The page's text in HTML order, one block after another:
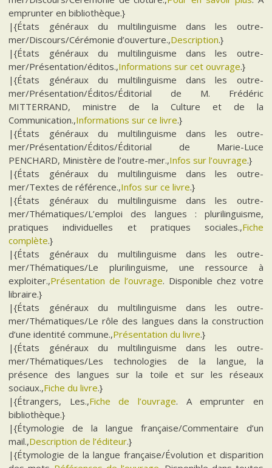
emprunter en bibliothèque.}
|{États généraux du multilinguisme dans les outre-
mer/Discours/Cérémonie d’ouverture.,Description.}
|{États généraux du multilinguisme dans les outre-
mer/Présentation/éditos.,Informations sur cet ouvrage.}
|{États généraux du multilinguisme dans les outre-
mer/Présentation/Éditos/Éditorial de M. Frédéric
MITTERRAND, ministre de la Culture et de la
Communication.,Informations sur ce livre.}
|{États généraux du multilinguisme dans les outre-
mer/Présentation/Éditos/Éditorial de Marie-Luce
PENCHARD, Ministère de l’outre-mer.,Infos sur l’ouvrage.}
|{États généraux du multilinguisme dans les outre-
mer/Textes de référence.,Infos sur ce livre.}
|{États généraux du multilinguisme dans les outre-
mer/Thématiques/L’emploi des langues : plurilinguisme,
pratiques individuelles et pratiques sociales.,Fiche
complète.}
|{États généraux du multilinguisme dans les outre-
mer/Thématiques/Le plurilinguisme, une ressource à
exploiter.,Présentation de l’ouvrage. Disponible chez votre
libraire.}
|{États généraux du multilinguisme dans les outre-
mer/Thématiques/Le rôle des langues dans la construction
d’une identité commune.,Présentation du livre.}
|{États généraux du multilinguisme dans les outre-
mer/Thématiques/Les technologies de la langue, la
présence des langues sur la toile et sur les réseaux
sociaux.,Fiche du livre.}
|{Étrangers, Les.,Fiche de l’ouvrage. A emprunter en
bibliothèque.}
|{Étymologie de la langue française/Commentaire d’un
mail.,Description de l’éditeur.}
|{Étymologie de la langue française/Évolution et disparition